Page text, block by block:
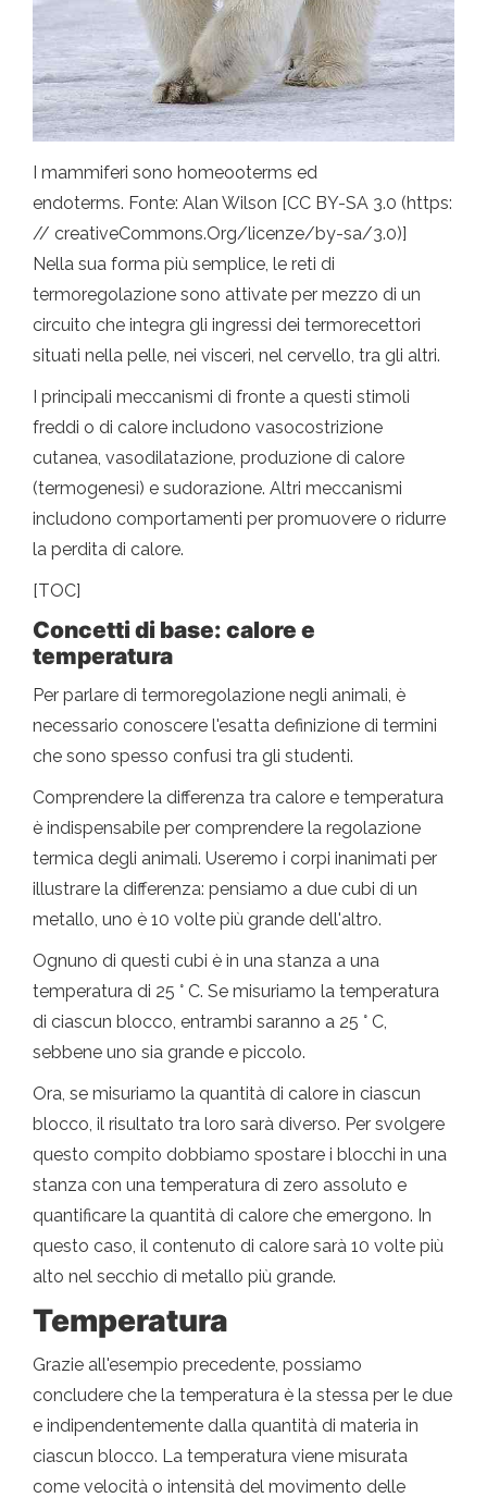
I mammiferi sono homeooterms ed
endoterms. Fonte: Alan Wilson [CC BY-SA 3.0 (https:
// creativeCommons.Org/licenze/by-sa/3.0)]
Nella sua forma più semplice, le reti di
termoregolazione sono attivate per mezzo di un
circuito che integra gli ingressi dei termorecettori
situati nella pelle, nei visceri, nel cervello, tra gli altri.
I principali meccanismi di fronte a questi stimoli
freddi o di calore includono vasocostrizione
cutanea, vasodilatazione, produzione di calore
(termogenesi) e sudorazione. Altri meccanismi
includono comportamenti per promuovere o ridurre
la perdita di calore.
[TOC]
Concetti di base: calore e
temperatura
Per parlare di termoregolazione negli animali, è
necessario conoscere l'esatta definizione di termini
che sono spesso confusi tra gli studenti.
Comprendere la differenza tra calore e temperatura
è indispensabile per comprendere la regolazione
termica degli animali. Useremo i corpi inanimati per
illustrare la differenza: pensiamo a due cubi di un
metallo, uno è 10 volte più grande dell'altro.
Ognuno di questi cubi è in una stanza a una
temperatura di 25 ° C. Se misuriamo la temperatura
di ciascun blocco, entrambi saranno a 25 ° C,
sebbene uno sia grande e piccolo.
Ora, se misuriamo la quantità di calore in ciascun
blocco, il risultato tra loro sarà diverso. Per svolgere
questo compito dobbiamo spostare i blocchi in una
stanza con una temperatura di zero assoluto e
quantificare la quantità di calore che emergono. In
questo caso, il contenuto di calore sarà 10 volte più
alto nel secchio di metallo più grande.
Temperatura
Grazie all'esempio precedente, possiamo
concludere che la temperatura è la stessa per le due
e indipendentemente dalla quantità di materia in
ciascun blocco. La temperatura viene misurata
come velocità o intensità del movimento delle